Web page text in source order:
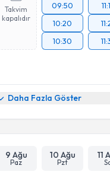
Takvim
kapalıdır
09:50
10:20
10:30
Daha Fazla Göster
9 Ağu
Paz
10 Ağu
Pzt
11